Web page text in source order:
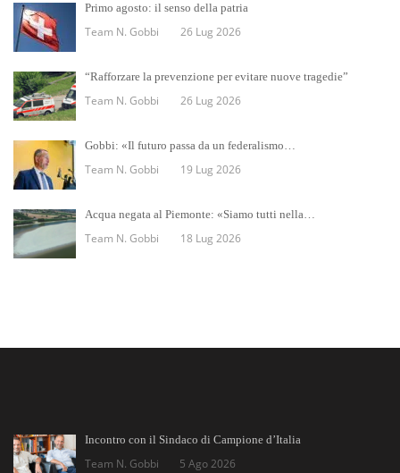
Primo agosto: il senso della patria
Team N. Gobbi 26 Lug 2026
“Rafforzare la prevenzione per evitare nuove tragedie”
Team N. Gobbi 26 Lug 2026
Gobbi: «Il futuro passa da un federalismo…
Team N. Gobbi 19 Lug 2026
Acqua negata al Piemonte: «Siamo tutti nella…
Team N. Gobbi 18 Lug 2026
Incontro con il Sindaco di Campione d’Italia
Team N. Gobbi 5 Ago 2026